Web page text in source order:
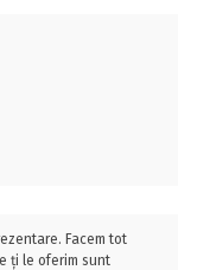
Facem tot
ți le oferim sunt